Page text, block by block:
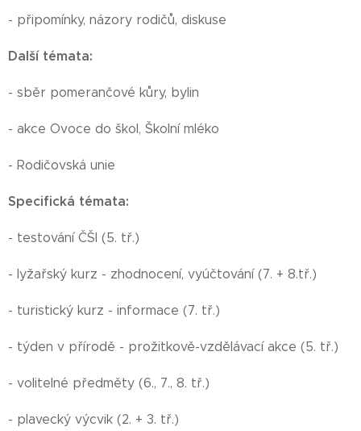
- připomínky, názory rodičů, diskuse
Další témata:
- sběr pomerančové kůry, bylin
- akce Ovoce do škol, Školní mléko
- Rodičovská unie
Specifická témata:
- testování ČŠI (5. tř.)
- lyžařský kurz - zhodnocení, vyúčtování (7. + 8.tř.)
- turistický kurz - informace (7. tř.)
- týden v přírodě - prožitkově-vzdělávací akce (5. tř.)
- volitelné předměty (6., 7., 8. tř.)
- plavecký výcvik (2. + 3. tř.)